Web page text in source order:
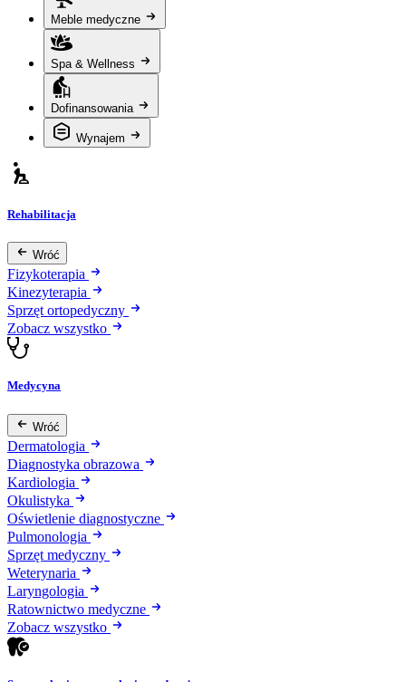
Meble medyczne
Spa & Wellness
Dofinansowania
Wynajem
Rehabilitacja
Wróć
Fizykoterapia
Kinezyterapia
Sprzęt ortopedyczny
Zobacz wszystko
Medycyna
Wróć
Dermatologia
Diagnostyka obrazowa
Kardiologia
Okulistyka
Oświetlenie diagnostyczne
Pulmonologia
Sprzęt medyczny
Weterynaria
Laryngologia
Ratownictwo medyczne
Zobacz wszystko